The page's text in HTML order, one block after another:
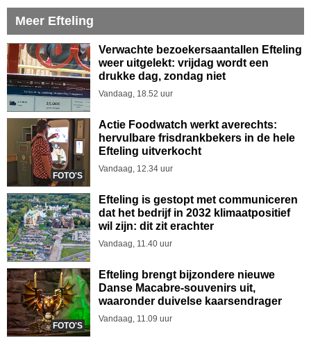
Meer Efteling
Verwachte bezoekersaantallen Efteling
weer uitgelekt: vrijdag wordt een
drukke dag, zondag niet
Vandaag, 18.52 uur
FOTO'S
Actie Foodwatch werkt averechts:
hervulbare frisdrankbekers in de hele
Efteling uitverkocht
Vandaag, 12.34 uur
Efteling is gestopt met communiceren
dat het bedrijf in 2032 klimaatpositief
wil zijn: dit zit erachter
Vandaag, 11.40 uur
FOTO'S
Efteling brengt bijzondere nieuwe
Danse Macabre-souvenirs uit,
waaronder duivelse kaarsendrager
Vandaag, 11.09 uur